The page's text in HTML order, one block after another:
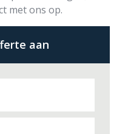
met ons op.
aan